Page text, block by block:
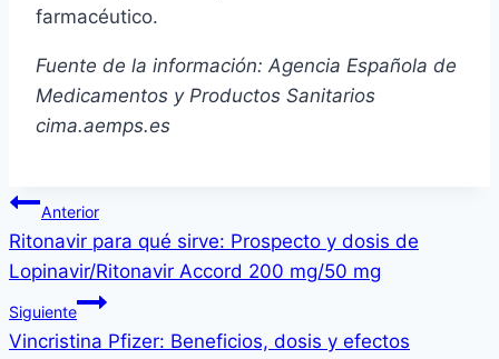
farmacéutico.
Fuente de la información: Agencia Española de
Medicamentos y Productos Sanitarios
cima.aemps.es
Navegación
de
entradas
Anterior
Ritonavir para qué sirve: Prospecto y dosis de
Lopinavir/Ritonavir Accord 200 mg/50 mg
Siguiente
Vincristina Pfizer: Beneficios, dosis y efectos